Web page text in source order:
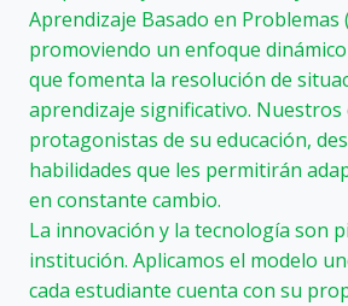
Aprendizaje Basado en Problemas
promoviendo un enfoque
que fomenta la resolución de
aprendizaje significativo.
protagonistas de su educación,
habilidades que les permitirán
en constante cambio.
La innovación y la tecnología son
institución. Aplicamos el modelo
cada estudiante cuenta con su